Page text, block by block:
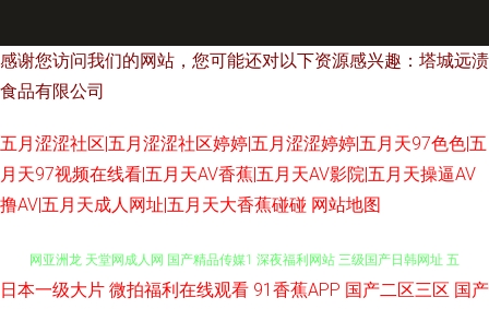
感谢您访问我们的网站，您可能还对以下资源感兴趣：塔城远渍
食品有限公司
五月涩涩社区|五月涩涩社区婷婷|五月涩涩婷婷|五月天97色色|五
月天97视频在线看|五月天AV香蕉|五月天AV影院|五月天操逼AV
撸AV|五月天成人网址|五月天大香蕉碰碰 网站地图
无码专区伦理三级 久热中文字幕 青青草成人社区 亚洲九1 91足交网站 蜜桃
日本一级大片 微拍福利在线观看 91香蕉APP 国产二区三区 国产